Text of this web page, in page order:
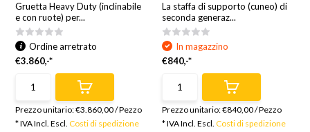
Gruetta Heavy Duty (inclinabile
e con ruote) per...
Ordine arretrato
€3.860,-*
Prezzo unitario:€3.860,00/Pezzo
* IVA Incl. Escl.Costi di spedizione
La staffa di supporto (cuneo) di
seconda generaz...
In magazzino
€840,-*
Prezzo unitario:€840,00/Pezzo
* IVA Incl. Escl. Costi di spedizione